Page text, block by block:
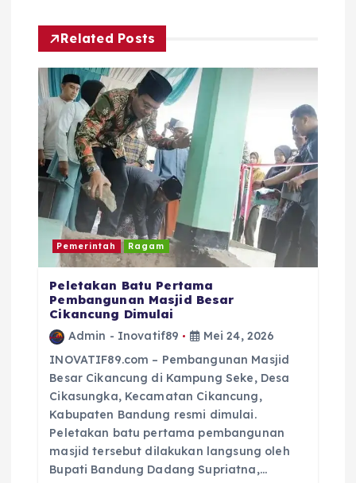
o
s
Related Posts
Pemerintah Ragam
Peletakan Batu Pertama
Pembangunan Masjid Besar
Cikancung Dimulai
Admin - Inovatif89
Mei 24, 2026
INOVATIF89.com – Pembangunan Masjid
Besar Cikancung di Kampung Seke, Desa
Cikasungka, Kecamatan Cikancung,
Kabupaten Bandung resmi dimulai.
Peletakan batu pertama pembangunan
masjid tersebut dilakukan langsung oleh
Bupati Bandung Dadang Supriatna,…